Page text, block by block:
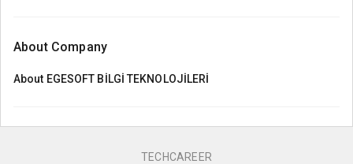
About Company
About EGESOFT BİLGİ TEKNOLOJİLERİ
TECHCAREER